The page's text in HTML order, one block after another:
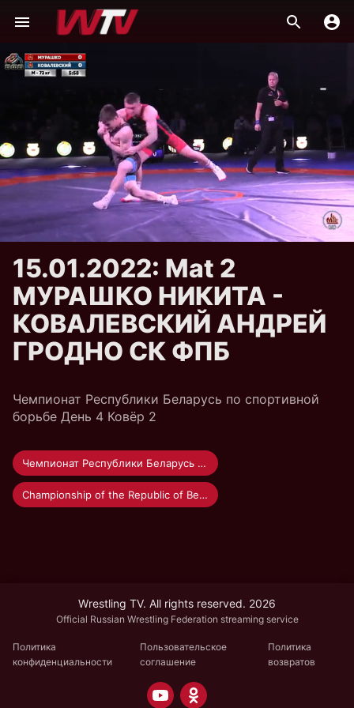
15.01.2022: Mat 2
МУРАШКО НИКИТА -
КОВАЛЕВСКИЙ АНДРЕЙ
ГРОДНО СК ФПБ
Чемпионат Республики Беларусь по спортивной
борьбе День 4 Ковёр 2
Чемпионат Республики Беларусь по спортивной борьбе 2022
Championship of the Republic of Belarus in wrestling 2022
Wrestling TV. All rights reserved. 2026
Official Russian Wrestling Federation streaming service
Политика
конфиденциальности
Пользовательское
соглашение
Политика
возвратов